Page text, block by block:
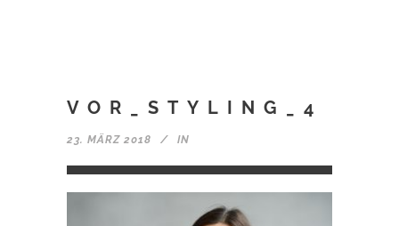
VOR_STYLING_4
23. MÄRZ 2018 IN